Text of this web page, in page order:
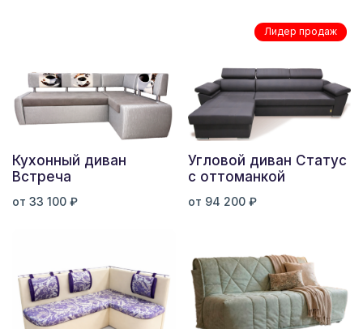
Кухонный диван
Встреча
от 33 100 ₽
Лидер продаж
Угловой диван Статус
с оттоманкой
от 94 200 ₽